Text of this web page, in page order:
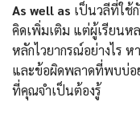
As well as เป็นวลีที่ใช้
คิดเพิ่มเติม แต่ผู้เรียนห
หลักไวยากรณ์อย่างไร ห
และข้อผิดพลาดที่พบบ่อ
ที่คุณจำเป็นต้องรู้